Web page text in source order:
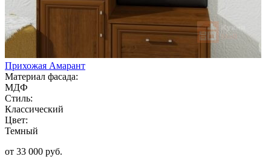
Прихожая Амарант
Материал фасада:
МДФ
Стиль:
Классический
Цвет:
Темный
от 33 000 руб.